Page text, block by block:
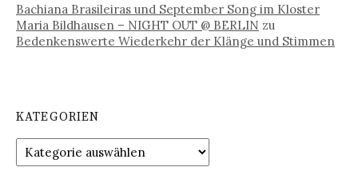
Bachiana Brasileiras und September Song im Kloster
Maria Bildhausen – NIGHT OUT @ BERLIN zu
Bedenkenswerte Wiederkehr der Klänge und Stimmen
KATEGORIEN
Kategorien